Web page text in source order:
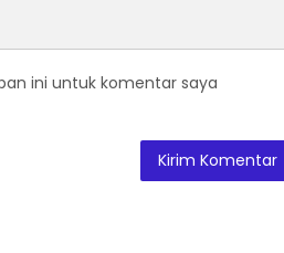
ini untuk komentar saya